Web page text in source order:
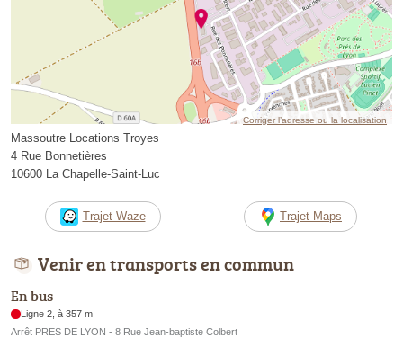
Corriger l’adresse ou la localisation
Massoutre Locations Troyes
4 Rue Bonnetières
10600 La Chapelle-Saint-Luc
Trajet Waze Trajet Maps
Venir en transports en commun
En bus
Ligne 2, à 357 m
Arrêt PRES DE LYON - 8 Rue Jean-baptiste Colbert